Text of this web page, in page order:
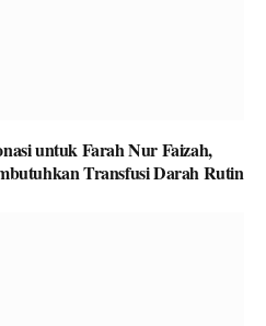
untuk Farah Nur Faizah,
Transfusi Darah Rutin